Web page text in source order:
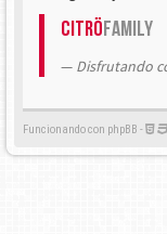
CitröFamily
Disfrutando
Funcionando con phpBB -